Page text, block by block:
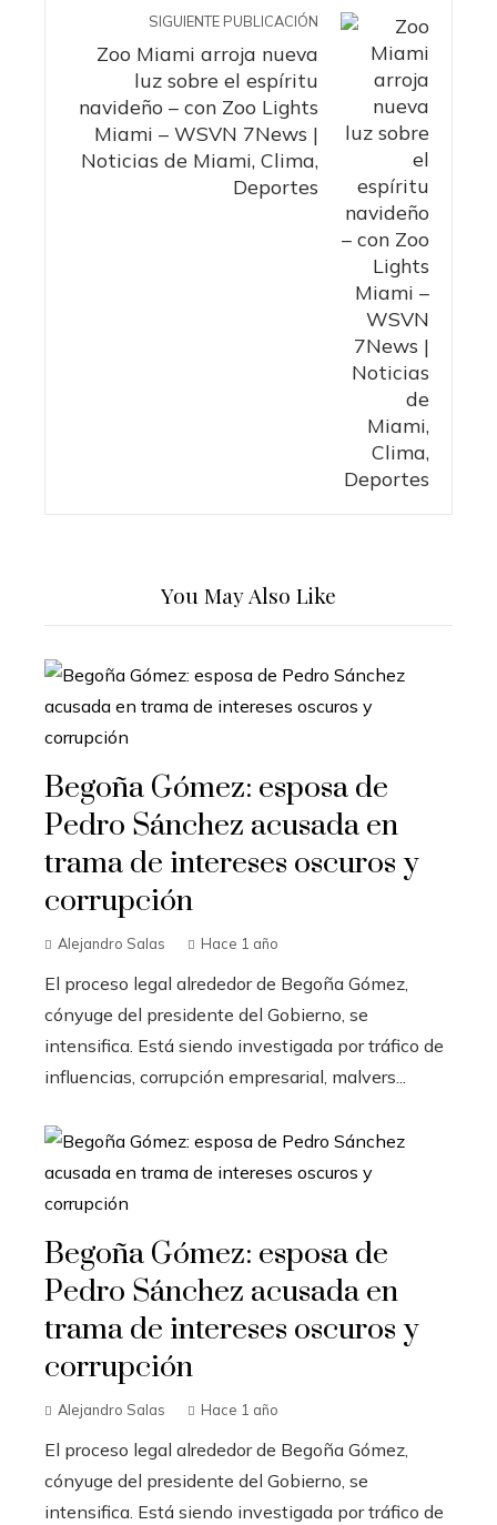
SIGUIENTE PUBLICACIÓN
Zoo Miami arroja nueva
luz sobre el espíritu
navideño – con Zoo Lights
Miami – WSVN 7News |
Noticias de Miami, Clima,
Deportes
You May Also Like
Begoña Gómez: esposa de
Pedro Sánchez acusada en
trama de intereses oscuros y
corrupción
Alejandro Salas Hace 1 año
El proceso legal alrededor de Begoña Gómez,
cónyuge del presidente del Gobierno, se
intensifica. Está siendo investigada por tráfico de
influencias, corrupción empresarial, malvers...
Begoña Gómez: esposa de
Pedro Sánchez acusada en
trama de intereses oscuros y
corrupción
Alejandro Salas Hace 1 año
El proceso legal alrededor de Begoña Gómez,
cónyuge del presidente del Gobierno, se
intensifica. Está siendo investigada por tráfico de